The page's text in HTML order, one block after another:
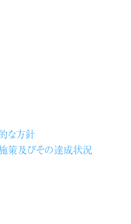
な方針
策及びその達成状況